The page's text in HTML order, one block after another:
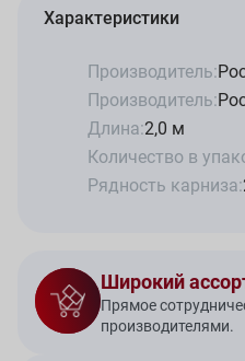
Характеристики
Производитель:
Производитель:
Длина:2,0 м
Количество в
Рядность карниза:
Широкий
Прямое
производителями.